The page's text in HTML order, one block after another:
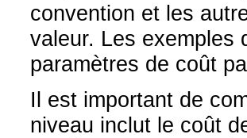
convention et les
valeur. Les exemples
paramètres de coût
Il est important de
niveau inclut le coût